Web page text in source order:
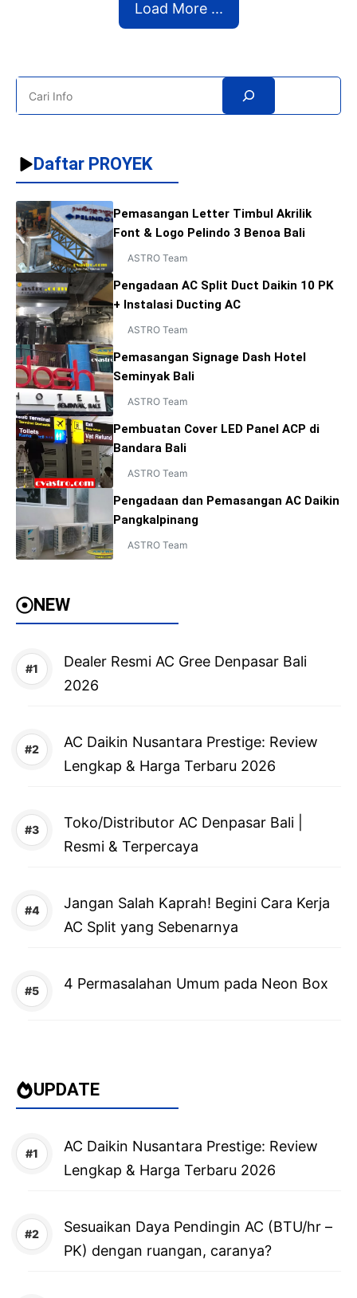
negara yang memiliki iklim tropis, layaknya negara kita ini.
menyengat. Nah, untuk mengurangi suhu udara tersebut
kita dapat menggunakan AC. Udara ...
Load More ...
Daftar PROYEK
Pemasangan Letter Timbul Akrilik
Font & Logo Pelindo 3 Benoa Bali
ASTRO Team
Pengadaan AC Split Duct Daikin 10 PK
+ Instalasi Ducting AC
ASTRO Team
Pemasangan Signage Dash Hotel
Seminyak Bali
ASTRO Team
Pembuatan Cover LED Panel ACP di
Bandara Bali
ASTRO Team
Pengadaan dan Pemasangan AC Daikin
Pangkalpinang
ASTRO Team
NEW
Dealer Resmi AC Gree Denpasar Bali
2026
AC Daikin Nusantara Prestige: Review
Lengkap & Harga Terbaru 2026
Toko/Distributor AC Denpasar Bali |
Resmi & Terpercaya
Jangan Salah Kaprah! Begini Cara Kerja
AC Split yang Sebenarnya
4 Permasalahan Umum pada Neon Box
UPDATE
AC Daikin Nusantara Prestige: Review
Lengkap & Harga Terbaru 2026
Sesuaikan Daya Pendingin AC (BTU/hr –
PK) dengan ruangan, caranya?